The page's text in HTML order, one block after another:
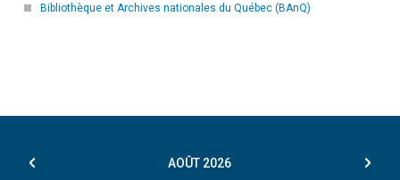
Bibliothèque et Archives nationales du Québec (BAnQ)
AOÛT 2026